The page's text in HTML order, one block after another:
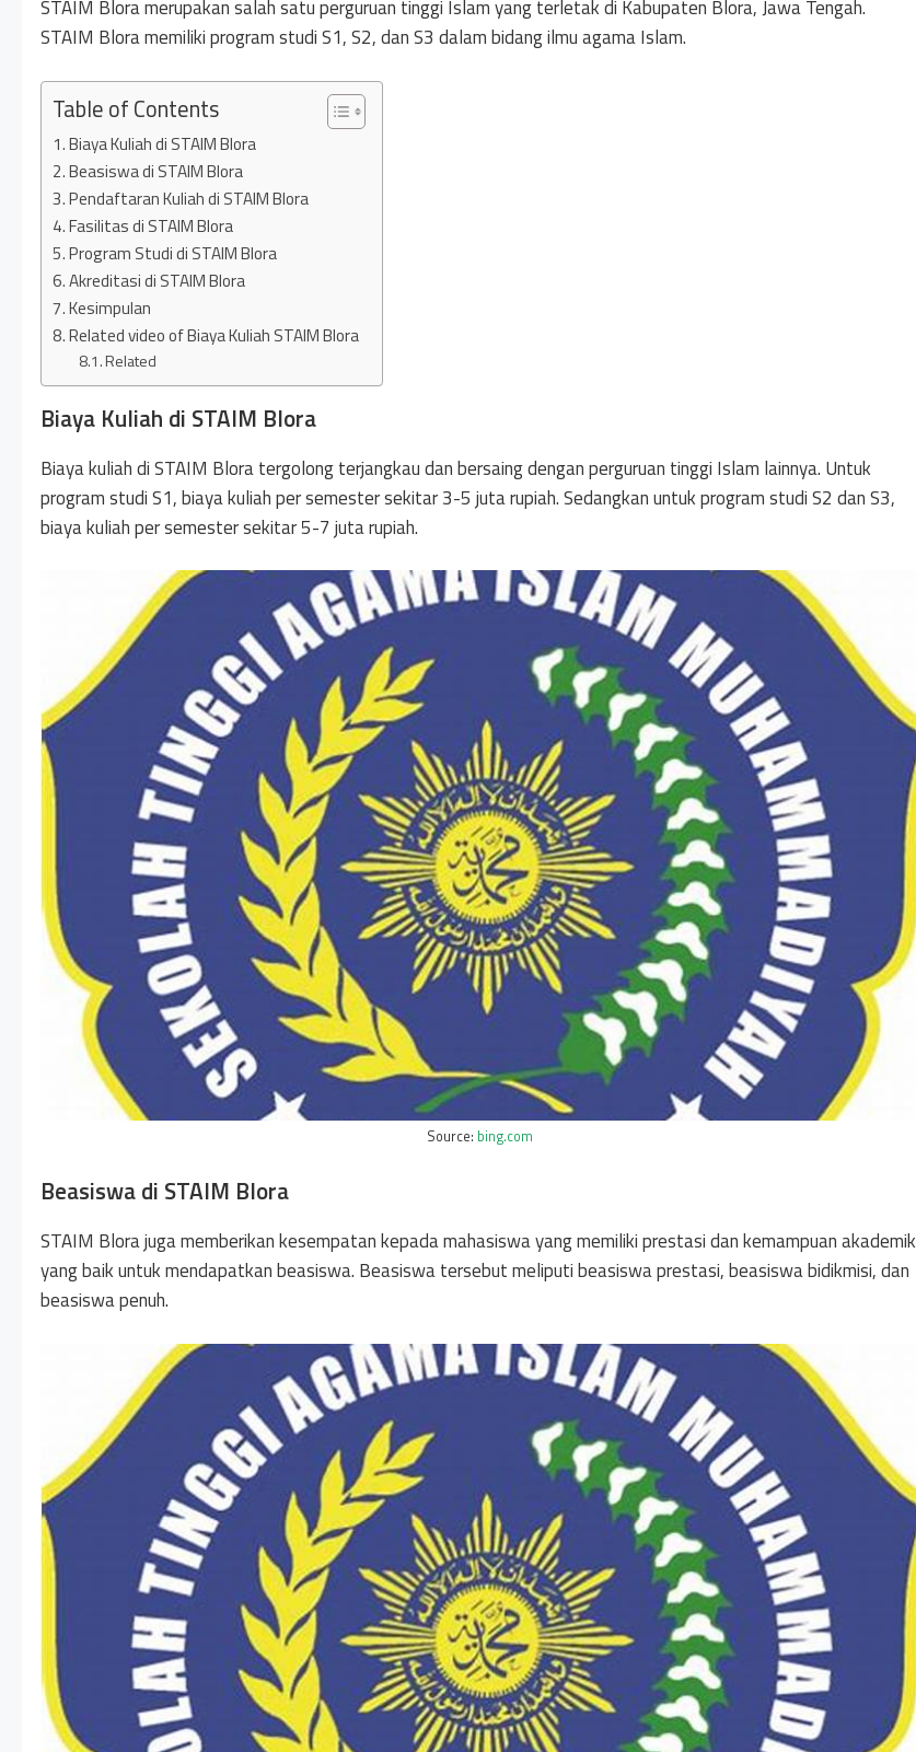
STAIM Blora merupakan salah satu perguruan tinggi Islam yang terletak di Kabupaten Blora, Jawa Tengah.
STAIM Blora memiliki program studi S1, S2, dan S3 dalam bidang ilmu agama Islam.
Table of Contents
Biaya Kuliah di STAIM Blora
Beasiswa di STAIM Blora
Pendaftaran Kuliah di STAIM Blora
Fasilitas di STAIM Blora
Program Studi di STAIM Blora
Akreditasi di STAIM Blora
Kesimpulan
Related video of Biaya Kuliah STAIM Blora
Related
Biaya Kuliah di STAIM Blora
Biaya kuliah di STAIM Blora tergolong terjangkau dan bersaing dengan perguruan tinggi Islam lainnya. Untuk
program studi S1, biaya kuliah per semester sekitar 3-5 juta rupiah. Sedangkan untuk program studi S2 dan S3,
biaya kuliah per semester sekitar 5-7 juta rupiah.
Source: bing.com
Beasiswa di STAIM Blora
STAIM Blora juga memberikan kesempatan kepada mahasiswa yang memiliki prestasi dan kemampuan akademik
yang baik untuk mendapatkan beasiswa. Beasiswa tersebut meliputi beasiswa prestasi, beasiswa bidikmisi, dan
beasiswa penuh.